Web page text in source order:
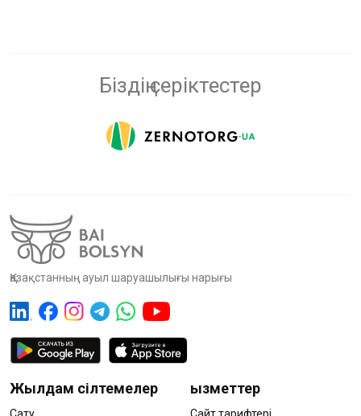
Біздің серіктестер
Қазақстанның ауыл шаруашылығы нарығы
Жылдам сілтемелер Қызметтер